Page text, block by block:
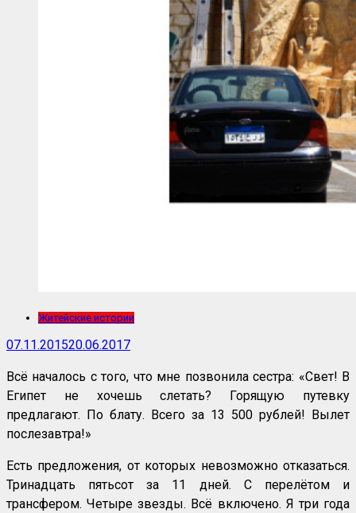
Житейские истории
07.11.201520.06.2017
Всё началось с того, что мне позвонила сестра: «Свет! В
Египет не хочешь слетать? Горящую путевку
предлагают. По блату. Всего за 13 500 рублей! Вылет
послезавтра!»
Есть предложения, от которых невозможно отказаться.
Тринадцать пятьсот за 11 дней. С перелётом и
трансфером. Четыре звезды. Всё включено. Я три года